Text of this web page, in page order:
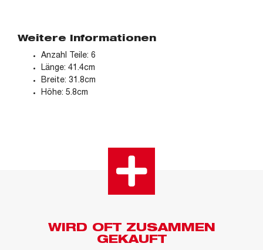
Weitere Informationen
Anzahl Teile: 6
Länge: 41.4cm
Breite: 31.8cm
Höhe: 5.8cm
WIRD OFT ZUSAMMEN
GEKAUFT